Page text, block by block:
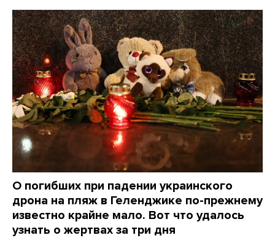
О погибших при падении украинского
дрона на пляж в Геленджике по-прежнему
известно крайне мало. Вот что удалось
узнать о жертвах за три дня